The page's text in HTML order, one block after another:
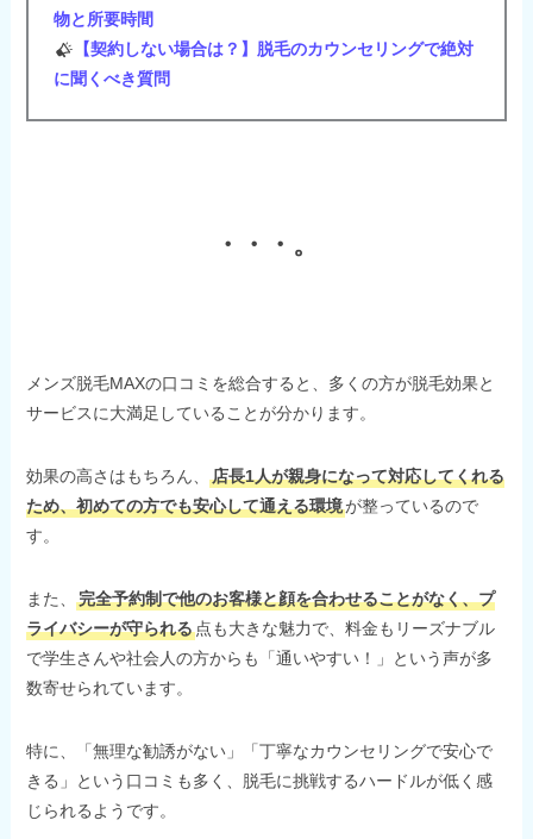
物と所要時間
【契約しない場合は？】脱毛のカウンセリングで絶対
に聞くべき質問
・・・。
メンズ脱毛MAXの口コミを総合すると、多くの方が脱毛効果と
サービスに大満足していることが分かります。
効果の高さはもちろん、店長1人が親身になって対応してくれる
ため、初めての方でも安心して通える環境が整っているので
す。
また、完全予約制で他のお客様と顔を合わせることがなく、プ
ライバシーが守られる 点も大きな魅力で、料金もリーズナブル
で学生さんや社会人の方からも「通いやすい！」という声が多
数寄せられています。
特に、「無理な勧誘がない」「丁寧なカウンセリングで安心で
きる」という口コミも多く、脱毛に挑戦するハードルが低く感
じられるようです。